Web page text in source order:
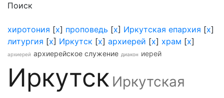
Поиск
хиротония [x] проповедь [x] Иркутская епархия [x]
литургия [x] Иркутск [x] архиерей [x] храм [x]
архиерей архиерейское служение диакон иерей
Иркутск Иркутская